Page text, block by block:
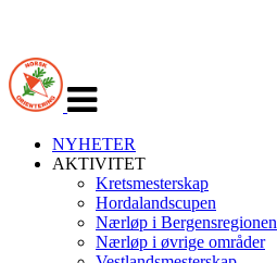
navigasjon
NYHETER
AKTIVITET
Kretsmesterskap
Hordalandscupen
Nærløp i Bergensregionen
Nærløp i øvrige områder